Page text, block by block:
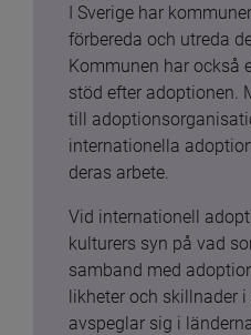
I Sverige har
förbereda och utreda
Kommunen har också
stöd efter adoptionen.
till
internationella
deras arbete.
Vid internationell
kulturers syn på vad
samband med
likheter och skillnader
avspeglar sig i